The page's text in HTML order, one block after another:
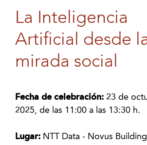
La Inteligencia
Artificial desde
mirada social
Fecha de celebración: 23 de
2025, de las 11:00 a las 13:30 h.
Lugar: NTT Data - Novus